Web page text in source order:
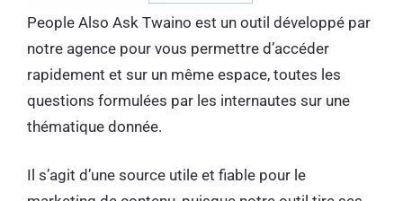
People Also Ask Twaino est un outil développé par
notre agence pour vous permettre d’accéder
rapidement et sur un même espace, toutes les
questions formulées par les internautes sur une
thématique donnée.
Il s’agit d’une source utile et fiable pour le